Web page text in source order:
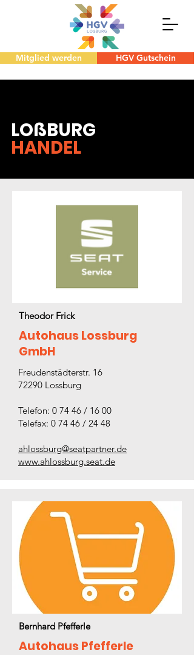
Mitglied werden HGV Gutschein
LOßBURG
HANDEL
Theodor Frick
Autohaus Lossburg
GmbH
Freudenstädterstr. 16
72290 Lossburg
Telefon: 0 74 46 / 16 00
Telefax: 0 74 46 / 24 48
ahlossburg@seatpartner.de
www.ahlossburg.seat.de
Bernhard Pfefferle
Autohaus Pfefferle